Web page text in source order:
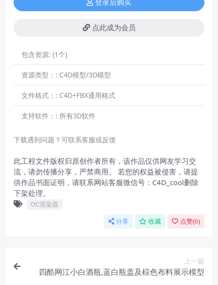
登录后购买
点此成为会员
包含资源: (1个)
资源类型：: C4D模型/3D模型
文件格式：: C4D+FBX通用格式
支持软件：: 所有3D软件
下载遇到问题？可联系客服或反馈
此工程文件版权归原创作者所有，该作品仅供网友学习交
流，请勿传播分享，严禁商用。 若您的权益被侵害，请提
供作品书面证明，请联系网站客服微信号：C4D_cool删除
下架处理。
OC渲染器
分享 收藏 点赞(0)
上一篇
四酷网江小白酒瓶,蓝白瓶盖及棕色布料展示模型